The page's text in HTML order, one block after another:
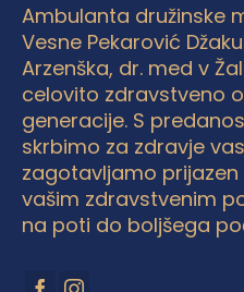
Ambulanta družinske
Vesne Pekarović
Arzenška, dr. med v
celovito zdravstveno
generacije. S
skrbimo za zdravje
zagotavljamo
vašim zdravstvenim
na poti do boljšega